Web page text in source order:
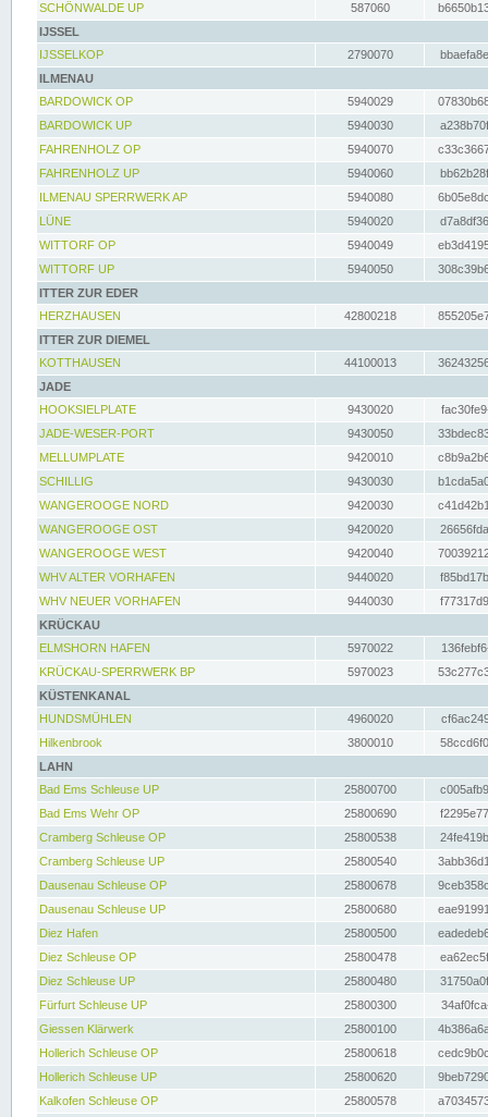
SCHÖNWALDE UP
587060
IJSSEL
IJSSELKOP
2790070
ILMENAU
BARDOWICK OP
5940029
BARDOWICK UP
5940030
FAHRENHOLZ OP
5940070
FAHRENHOLZ UP
5940060
ILMENAU SPERRWERK AP
5940080
LÜNE
5940020
WITTORF OP
5940049
WITTORF UP
5940050
ITTER ZUR EDER
HERZHAUSEN
42800218
ITTER ZUR DIEMEL
KOTTHAUSEN
44100013
JADE
HOOKSIELPLATE
9430020
JADE-WESER-PORT
9430050
MELLUMPLATE
9420010
SCHILLIG
9430030
WANGEROOGE NORD
9420030
WANGEROOGE OST
9420020
WANGEROOGE WEST
9420040
WHV ALTER VORHAFEN
9440020
WHV NEUER VORHAFEN
9440030
KRÜCKAU
ELMSHORN HAFEN
5970022
KRÜCKAU-SPERRWERK BP
5970023
KÜSTENKANAL
HUNDSMÜHLEN
4960020
Hilkenbrook
3800010
LAHN
Bad Ems Schleuse UP
25800700
Bad Ems Wehr OP
25800690
Cramberg Schleuse OP
25800538
Cramberg Schleuse UP
25800540
Dausenau Schleuse OP
25800678
Dausenau Schleuse UP
25800680
Diez Hafen
25800500
Diez Schleuse OP
25800478
Diez Schleuse UP
25800480
Fürfurt Schleuse UP
25800300
Giessen Klärwerk
25800100
Hollerich Schleuse OP
25800618
Hollerich Schleuse UP
25800620
Kalkofen Schleuse OP
25800578